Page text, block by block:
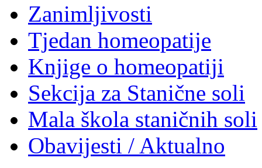
Zanimljivosti
Tjedan homeopatije
Knjige o homeopatiji
Sekcija za Stanične soli
Mala škola staničnih soli
Obavijesti / Aktualno